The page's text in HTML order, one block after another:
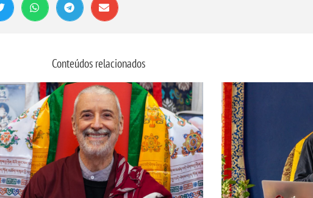
Conteúdos relacionados